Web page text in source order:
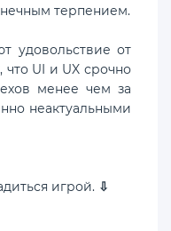
терпением.
от
UI и UX срочно
менее чем за
неактуальными
игрой. ⇩